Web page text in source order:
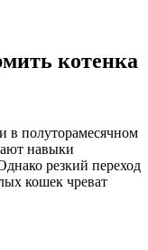
котенка
в полуторамесячном
навыки
резкий переход
кошек чреват